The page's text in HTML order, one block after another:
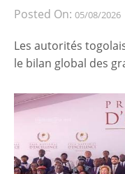
Posted On: 05/08/2026
Les autorités
le bilan global des